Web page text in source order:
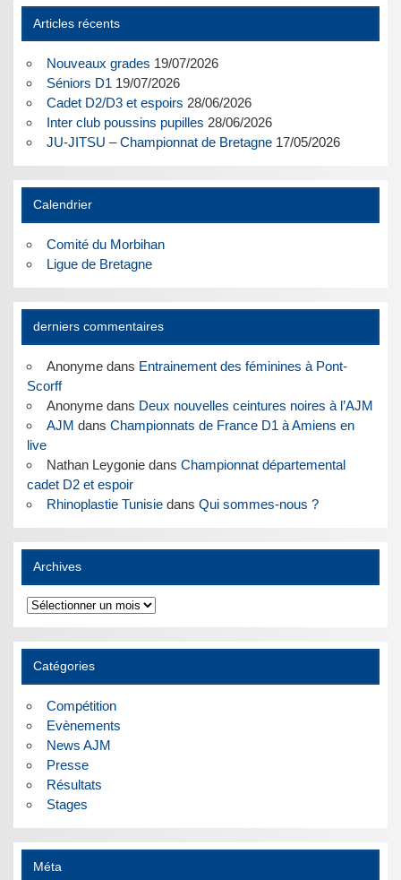
Articles récents
Nouveaux grades 19/07/2026
Séniors D1 19/07/2026
Cadet D2/D3 et espoirs 28/06/2026
Inter club poussins pupilles 28/06/2026
JU-JITSU – Championnat de Bretagne 17/05/2026
Calendrier
Comité du Morbihan
Ligue de Bretagne
derniers commentaires
Anonymedans Entrainement des féminines à Pont-
Scorff
Anonymedans Deux nouvelles ceintures noires à l’AJM
AJM dans Championnats de France D1 à Amiens en
live
Nathan Leygoniedans Championnat départemental
cadet D2 et espoir
Rhinoplastie Tunisiedans Qui sommes-nous ?
Archives
Archives
Catégories
Compétition
Evènements
News AJM
Presse
Résultats
Stages
Méta